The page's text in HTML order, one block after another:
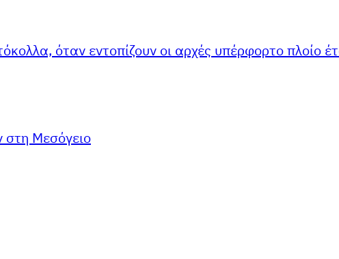
όταν εντοπίζουν οι αρχές υπέρφορτο πλοίο
στη Μεσόγειο